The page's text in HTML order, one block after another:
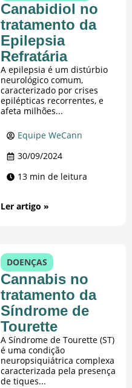
Canabidiol no
tratamento da
Epilepsia
Refratária
A epilepsia é um distúrbio
neurológico comum,
caracterizado por crises
epilépticas recorrentes, e
afeta milhões...
Equipe WeCann
30/09/2024
13 min de leitura
Ler artigo »
DOENÇAS
Cannabis no
tratamento da
Síndrome de
Tourette
A Síndrome de Tourette (ST)
é uma condição
neuropsiquiátrica complexa
caracterizada pela presença
de tiques...